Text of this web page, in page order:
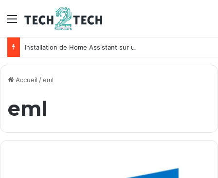
Menu
Installation de Home Assistant sur un NAS Synology
Accueil /eml
eml